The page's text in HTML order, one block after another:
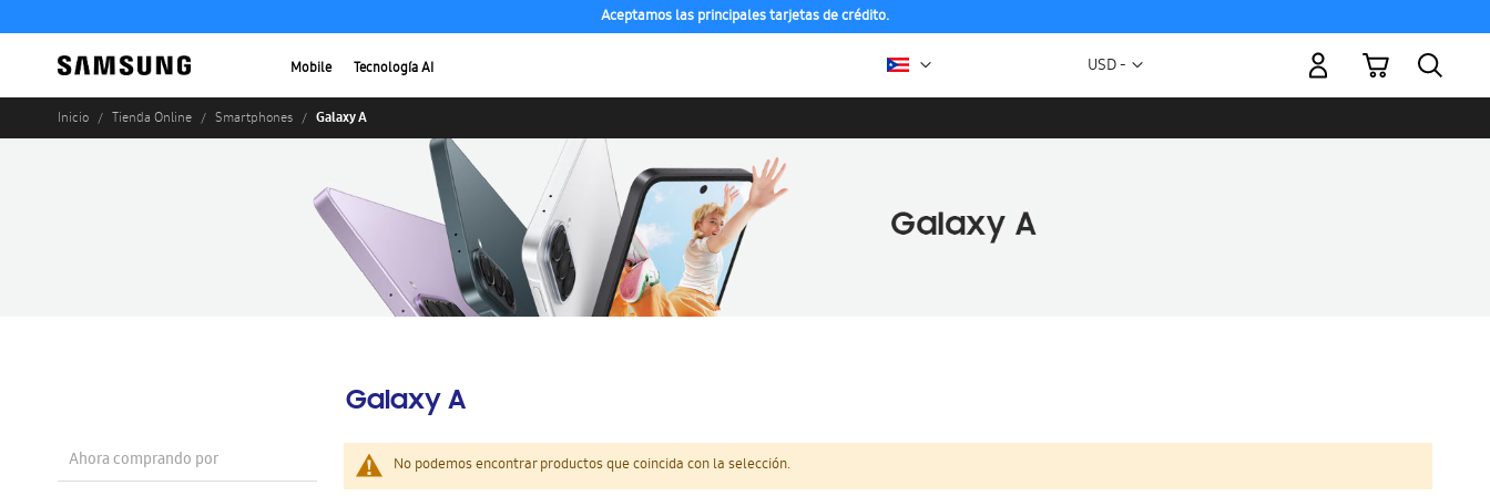
Aceptamos las principales tarjetas de crédito.
Mobile Tecnología AI Moneda
USD -
Mi carrito
Inicio Tienda Online Smartphones Galaxy A
Galaxy A
No podemos encontrar productos que coincida con la selección.
Ahora comprando por